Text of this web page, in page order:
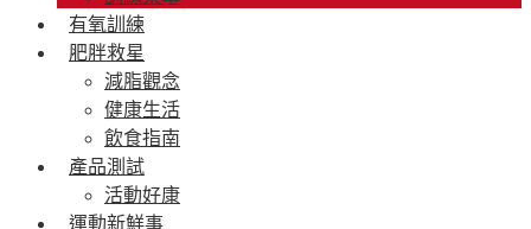
有氧訓練
肥胖救星
減脂觀念
健康生活
飲食指南
產品測試
活動好康
運動新鮮事